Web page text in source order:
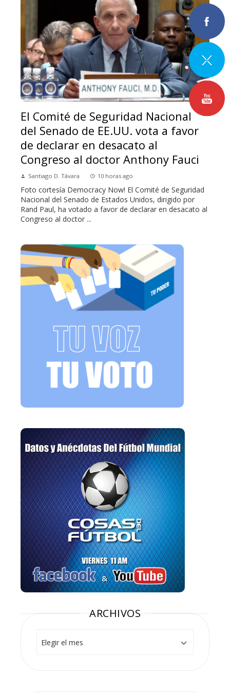
El Comité de Seguridad Nacional
del Senado de EE.UU. vota a favor
de declarar en desacato al
Congreso al doctor Anthony Fauci
Santiago D. Távara 10 horas ago
Foto cortesía Democracy Now! El Comité de Seguridad
Nacional del Senado de Estados Unidos, dirigido por
Rand Paul, ha votado a favor de declarar en desacato al
Congreso al doctor ...
ARCHIVOS